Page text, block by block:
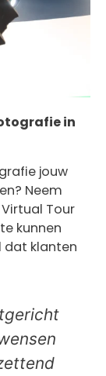
in
jouw
Neem
Tour
kunnen
dat klanten